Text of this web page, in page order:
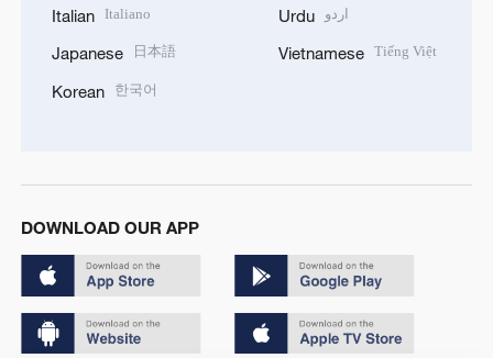
Italian Italiano
Japanese 日本語
Korean 한국어
Urdu اردو
Vietnamese Tiếng Việt
DOWNLOAD OUR APP